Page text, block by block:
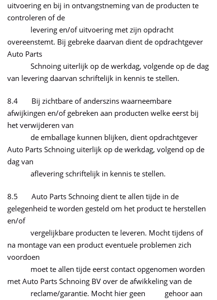
uitvoering en bij in ontvangstneming van de producten te
controleren of de
levering en/of uitvoering met zijn opdracht
overeenstemt. Bij gebreke daarvan dient de opdrachtgever
Auto Parts
Schnoing uiterlijk op de werkdag, volgende op de dag
van levering daarvan schriftelijk in kennis te stellen.
8.4 Bij zichtbare of anderszins waarneembare
afwijkingen en/of gebreken aan producten welke eerst bij
het verwijderen van
de emballage kunnen blijken, dient opdrachtgever
Auto Parts Schnoing uiterlijk op de werkdag, volgend op de
dag van
aflevering schriftelijk in kennis te stellen.
8.5 Auto Parts Schnoing dient te allen tijde in de
gelegenheid te worden gesteld om het product te herstellen
en/of
vergelijkbare producten te leveren. Mocht tijdens of
na montage van een product eventuele problemen zich
voordoen
moet te allen tijde eerst contact opgenomen worden
met Auto Parts Schnoing BV over de afwikkeling van de
reclame/garantie. Mocht hier geen gehoor aan